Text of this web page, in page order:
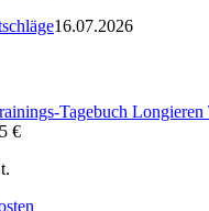
16.07.2026
Longieren
€